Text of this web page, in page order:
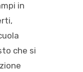
in
che si